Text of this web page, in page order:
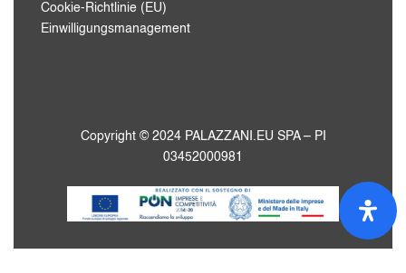
Cookie-Richtlinie (EU)
Einwilligungsmanagement
Copyright © 2024 PALAZZANI.EU SPA – PI
03452000981